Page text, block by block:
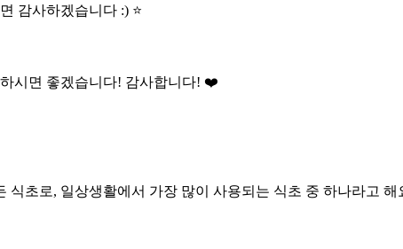
감사하겠습니다 :) ⭐️
시면 좋겠습니다! 감사합니다! ❤️
초로, 일상생활에서 가장 많이 사용되는 식초 중 하나라고 해